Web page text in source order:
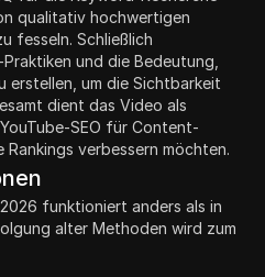
qualitativ hochwertigen
fesseln. Schließlich
und die Bedeutung,
erstellen, um die Sichtbarkeit
dient das Video als
SEO für Content-
Rankings verbessern möchten.
funktioniert anders als in
alter Methoden wird zum